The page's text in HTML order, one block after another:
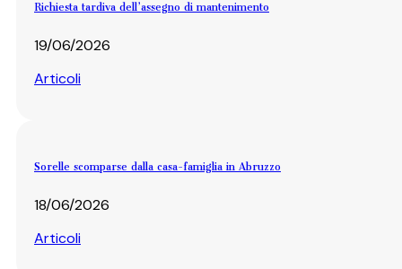
Richiesta tardiva dell’assegno di mantenimento
19/06/2026
Articoli
Sorelle scomparse dalla casa-famiglia in Abruzzo
18/06/2026
Articoli